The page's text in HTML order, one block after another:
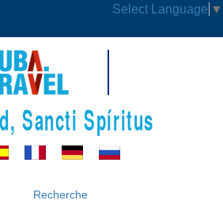
Select Language ▼
Sancti Spíritus
Recherche